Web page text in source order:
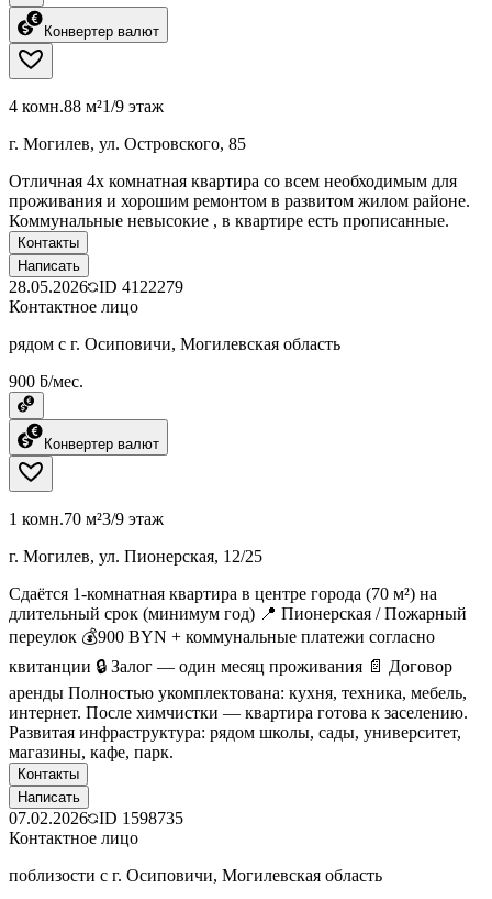
Конвертер валют
4 комн.88 м²1/9 этаж
г. Могилев, ул. Островского, 85
Отличная 4х комнатная квартира со всем необходимым для
проживания и хорошим ремонтом в развитом жилом районе.
Коммунальные невысокие , в квартире есть прописанные.
Контакты
Написать
28.05.2026 ID 4122279
Контактное лицо
рядом с г. Осиповичи, Могилевская область
900 ƃ/мес.
Конвертер валют
1 комн.70 м²3/9 этаж
г. Могилев, ул. Пионерская, 12/25
Сдаётся 1-комнатная квартира в центре города (70 м²) на
длительный срок (минимум год) 📍 Пионерская / Пожарный
переулок 💰900 BYN + коммунальные платежи согласно
квитанции 🔒 Залог — один месяц проживания 📄 Договор
аренды Полностью укомплектована: кухня, техника, мебель,
интернет. После химчистки — квартира готова к заселению.
Развитая инфраструктура: рядом школы, сады, университет,
магазины, кафе, парк.
Контакты
Написать
07.02.2026 ID 1598735
Контактное лицо
поблизости с г. Осиповичи, Могилевская область